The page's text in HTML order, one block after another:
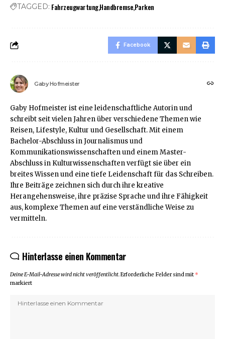
TAGGED: FahrzeugwartungHandbremseParken
Facebook
Gaby Hofmeister
Gaby Hofmeister ist eine leidenschaftliche Autorin und
schreibt seit vielen Jahren über verschiedene Themen wie
Reisen, Lifestyle, Kultur und Gesellschaft. Mit einem
Bachelor-Abschluss in Journalismus und
Kommunikationswissenschaften und einem Master-
Abschluss in Kulturwissenschaften verfügt sie über ein
breites Wissen und eine tiefe Leidenschaft für das Schreiben.
Ihre Beiträge zeichnen sich durch ihre kreative
Herangehensweise, ihre präzise Sprache und ihre Fähigkeit
aus, komplexe Themen auf eine verständliche Weise zu
vermitteln.
Hinterlasse einen Kommentar
Deine E-Mail-Adresse wird nicht veröffentlicht.Erforderliche Felder sind mit *
markiert